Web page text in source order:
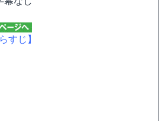
すじ】